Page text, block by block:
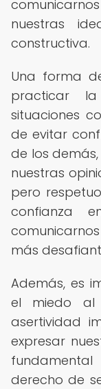
nuestras
constructiva.
Una forma
practicar
situaciones
de evitar
de los
nuestras
pero
confianza
más
Además, es
el miedo
asertividad
expresar
derecho de